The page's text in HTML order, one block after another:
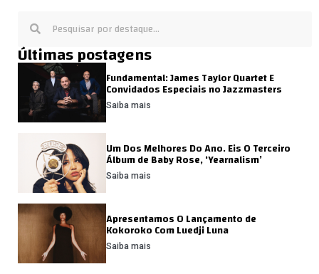
Últimas postagens
Fundamental: James Taylor Quartet E
Convidados Especiais no Jazzmasters
Saiba mais
Um Dos Melhores Do Ano. Eis O Terceiro
Álbum de Baby Rose, ‘Yearnalism’
Saiba mais
Apresentamos O Lançamento de
Kokoroko Com Luedji Luna
Saiba mais